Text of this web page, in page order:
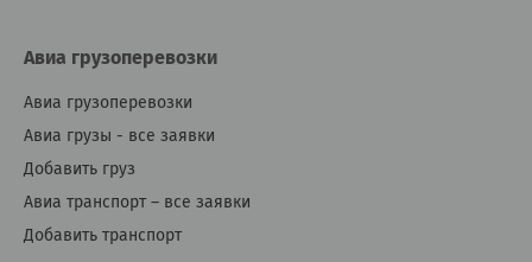
Авиа грузоперевозки
Авиа грузоперевозки
Авиа грузы - все заявки
Добавить груз
Авиа транспорт – все заявки
Добавить транспорт